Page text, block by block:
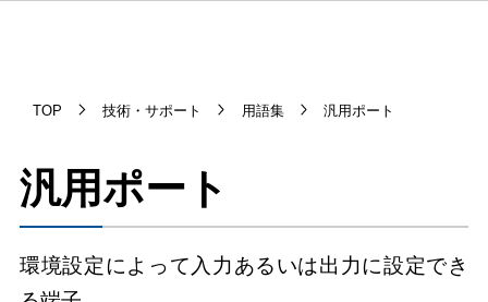
TOP 技術・サポート 用語集 汎用ポート
汎用ポート
環境設定によって入力あるいは出力に設定でき